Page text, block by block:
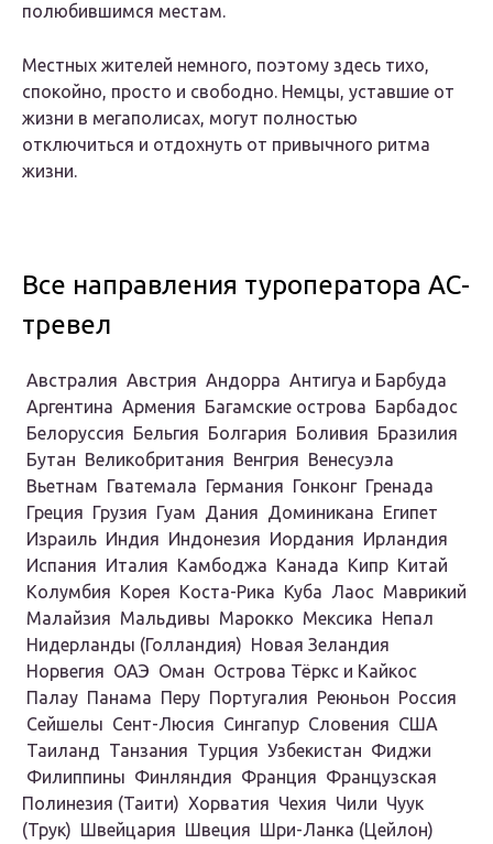
полюбившимся местам.
Местных жителей немного, поэтому здесь тихо,
спокойно, просто и свободно. Немцы, уставшие от
жизни в мегаполисах, могут полностью
отключиться и отдохнуть от привычного ритма
жизни.
Все направления туроператора АС-
тревел
Австралия Австрия Андорра Антигуа и Барбуда
Аргентина Армения Багамские острова Барбадос
Белоруссия Бельгия Болгария Боливия
Бразилия
Бутан Великобритания Венгрия Венесуэла
Вьетнам
Гватемала Германия ГонконгГренада
Греция Грузия Гуам Дания Доминикана
Египет
Израиль Индия
Индонезия Иордания Ирландия
Испания
Италия Камбоджа Канада Кипр Китай
Колумбия
Корея Коста-Рика Куба Лаос Маврикий
Малайзия Мальдивы Марокко Мексика Непал
Нидерланды (Голландия)
Новая Зеландия
Норвегия ОАЭ Оман Острова Тёркс и Кайкос
Палау Панама Перу Португалия Реюньон Россия
Сейшелы Сент-Люсия Сингапур Словения США
Таиланд Танзания Турция Узбекистан Фиджи
Филиппины Финляндия Франция Французская
Полинезия (Таити) Хорватия Чехия Чили Чуук
(Трук) Швейцария Швеция Шри-Ланка (Цейлон)